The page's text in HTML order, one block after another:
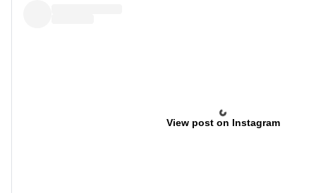
View post on Instagram